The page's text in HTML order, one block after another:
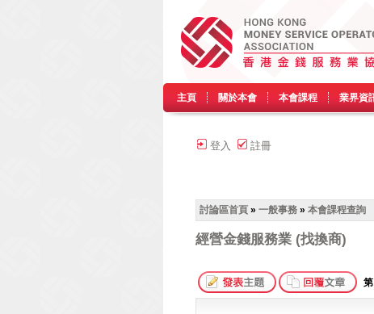
主頁 關於本會 本會課程 業界資
登入 註冊
討論區首頁 » 一般事務 » 本會課程查詢
經營金錢服務業 (找換商)
第